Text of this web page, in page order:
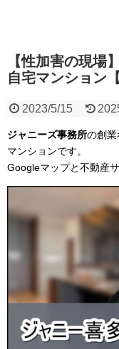
【性加害の現場
自宅マンション
2023/5/15
ジャニーズ事務所の創業
マンションです。
Googleマップと不動産